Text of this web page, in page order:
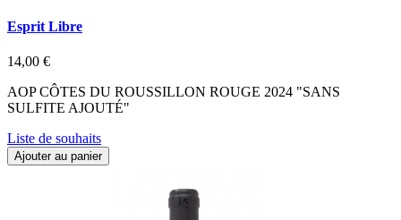
Esprit Libre
14,00 €
AOP CÔTES DU ROUSSILLON ROUGE 2024 "SANS
SULFITE AJOUTÉ"
Liste de souhaits
Ajouter au panier